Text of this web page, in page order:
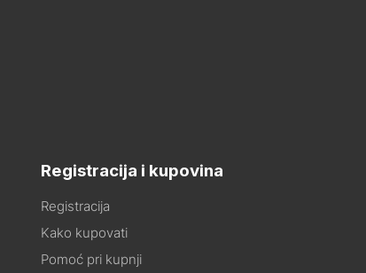
Registracija i kupovina
Registracija
Kako kupovati
Pomoć pri kupnji